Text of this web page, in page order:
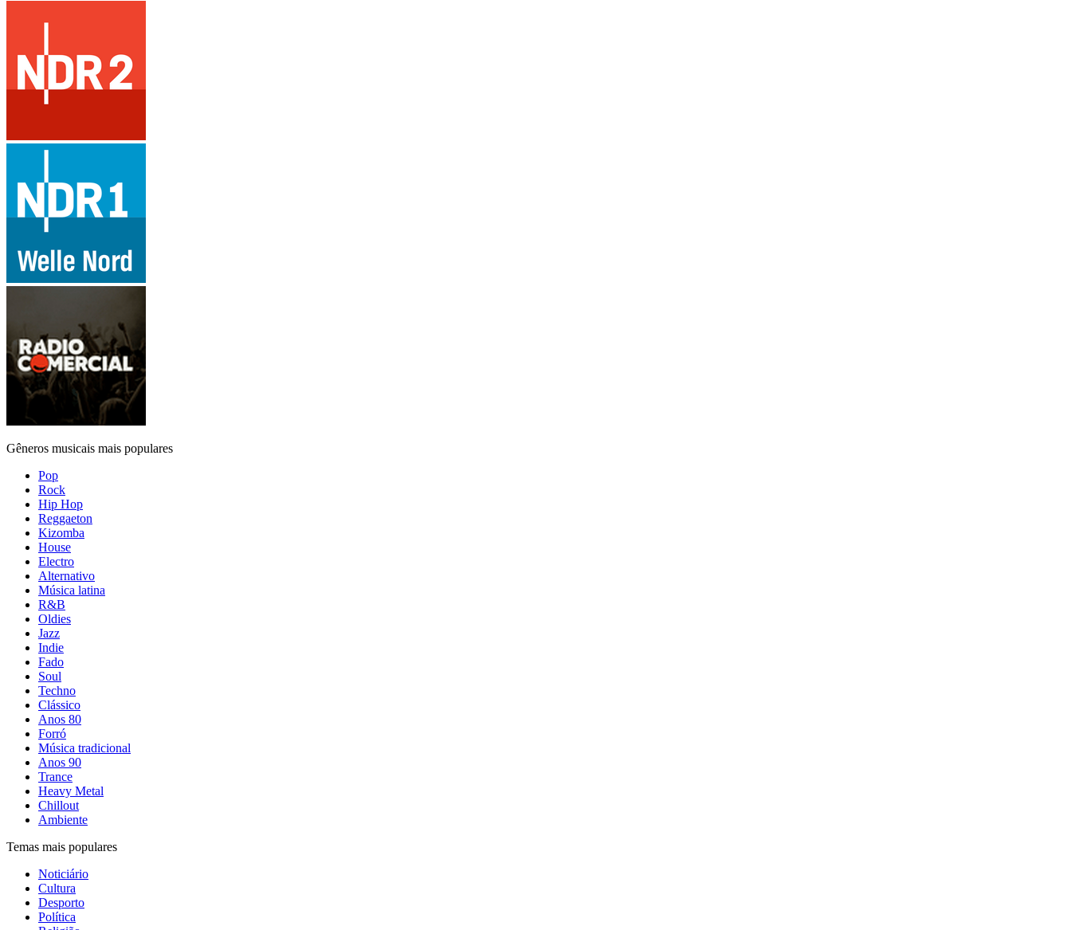
Gêneros musicais mais populares
Pop
Rock
Hip Hop
Reggaeton
Kizomba
House
Electro
Alternativo
Música latina
R&B
Oldies
Jazz
Indie
Fado
Soul
Techno
Clássico
Anos 80
Forró
Música tradicional
Anos 90
Trance
Heavy Metal
Chillout
Ambiente
Temas mais populares
Noticiário
Cultura
Desporto
Política